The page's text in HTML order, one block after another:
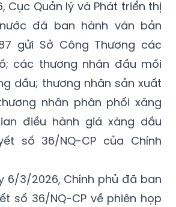
Cục Quản lý và Phát triển thị
đã ban hành văn bản
gửi Sở Công Thương các
các thương nhân đầu mối
dầu; thương nhân sản xuất
nhân phân phối xăng
điều hành giá xăng dầu
số 36/NQ-CP của Chính
6/3/2026, Chính phủ đã ban
số 36/NQ-CP về phiên họp